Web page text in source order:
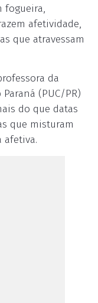
fogueira,
afetividade,
que atravessam
da
(PUC/PR)
do que datas
que misturam
afetiva.